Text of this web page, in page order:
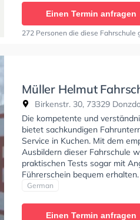
Klasse D1 und Klasse D zu
Sie können einen Termin online
Einen Termin anfragen
272 Personen die diese Fahrschule
Müller Helmut
Birkenstr. 30, 73329
Die kompetente und
bietet sachkundigen
Service in Kuchen. Mit dem
Ausbildern dieser Fahrschule
praktischen Tests sogar mit
Führerschein bequem erhalten.
German
Einen Termin anfragen